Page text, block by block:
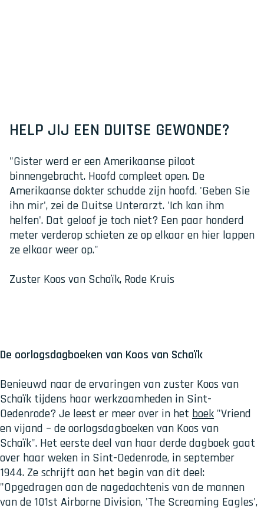
HELP JIJ EEN DUITSE GEWONDE?
"Gister werd er een Amerikaanse piloot
binnengebracht. Hoofd compleet open. De
Amerikaanse dokter schudde zijn hoofd. 'Geben Sie
ihn mir', zei de Duitse Unterarzt. 'Ich kan ihm
helfen'. Dat geloof je toch niet? Een paar honderd
meter verderop schieten ze op elkaar en hier lappen
ze elkaar weer op."
Zuster Koos van Schaïk, Rode Kruis
De oorlogsdagboeken van Koos van Schaïk
Benieuwd naar de ervaringen van zuster Koos van
Schaïk tijdens haar werkzaamheden in Sint-
Oedenrode? Je leest er meer over in het boek "Vriend
en vijand – de oorlogsdagboeken van Koos van
Schaïk". Het eerste deel van haar derde dagboek gaat
over haar weken in Sint-Oedenrode, in september
1944. Ze schrijft aan het begin van dit deel:
"Opgedragen aan de nagedachtenis van de mannen
van de 101st Airborne Division, 'The Screaming Eagles',